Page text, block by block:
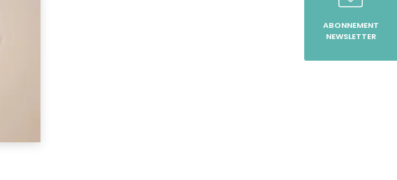
ABONNEMENT
NEWSLETTER